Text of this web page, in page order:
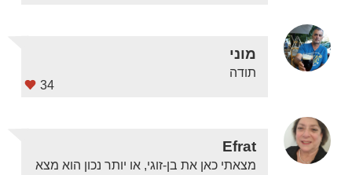
34
מוני
תודה
Efrat
מצאתי כאן את בן-זוגי, או יותר נכון הוא מצא